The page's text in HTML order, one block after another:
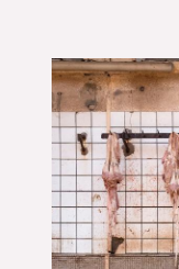
igualdad
a todas las
Etiopía,
Gifti, Lelise,
iniciativas